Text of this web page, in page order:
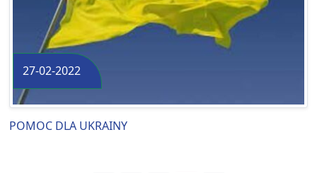
27-02-2022
POMOC DLA UKRAINY